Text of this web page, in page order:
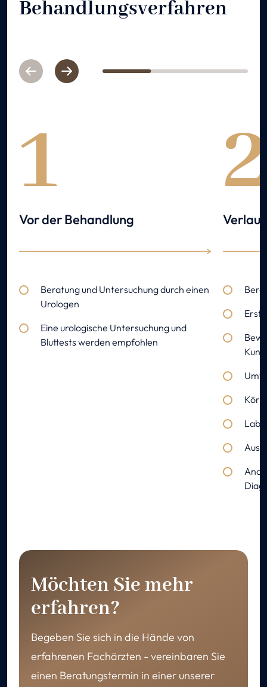
Behandlungsverfahren
PreviousNext 1 2 3
1
Vor der Behandlung
Beratung und Untersuchung durch einen
Urologen
Eine urologische Untersuchung und
Bluttests werden empfohlen
Möchten Sie mehr
erfahren?
Begeben Sie sich in die Hände von
erfahrenen Fachärzten - vereinbaren Sie
einen Beratungstermin in einer unserer